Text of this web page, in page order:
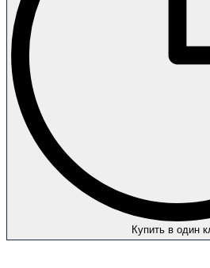
Купить в один